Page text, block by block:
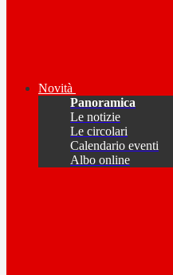
Novità
Panoramica
Le notizie
Le circolari
Calendario eventi
Albo online